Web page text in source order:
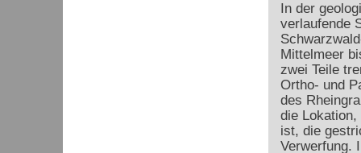
In der
verlaufende
Mittelmeer
zwei Teile
Ortho- und
des
die Lokation,
ist, die
Verwerfung.